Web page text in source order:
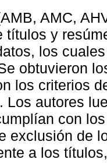
AMC,
títulos y
los
obtuvieron
los criterios
Los autores
con
exclusión de
a los